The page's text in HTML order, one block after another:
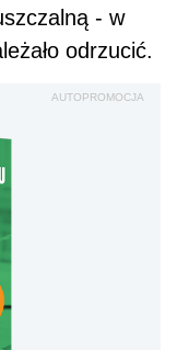
- w
odrzucić.
AUTOPROMOCJA